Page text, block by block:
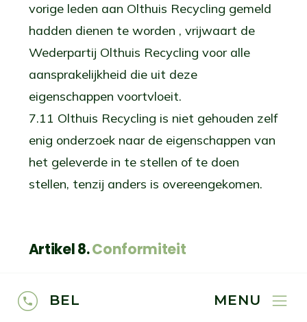
BEL MENU
vorige leden aan Olthuis Recycling gemeld
hadden dienen te worden , vrijwaart de
Wederpartij Olthuis Recycling voor alle
aansprakelijkheid die uit deze
eigenschappen voortvloeit.
7.11 Olthuis Recycling is niet gehouden zelf
enig onderzoek naar de eigenschappen van
het geleverde in te stellen of te doen
stellen, tenzij anders is overeengekomen.
Artikel 8.Conformiteit
8.1 In geval van afname door de
Wederpartij van Olthuis Recycling van